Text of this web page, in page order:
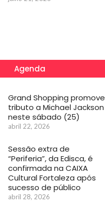
Agenda
Grand Shopping promove
tributo a Michael Jackson
neste sábado (25)
abril 22, 2026
Sessão extra de
“Periferia”, da Edisca, é
confirmada na CAIXA
Cultural Fortaleza após
sucesso de público
abril 28, 2026